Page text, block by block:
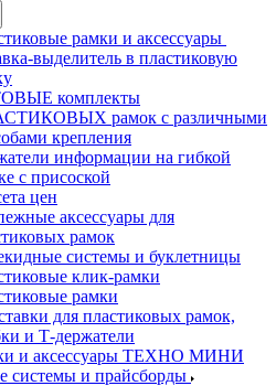
рамки и аксессуары
выделитель в пластиковую
комплекты
рамок с различными
крепления
информации на гибкой
с присоской
цен
аксессуары для
рамок
системы и буклетницы
клик-рамки
рамки
для пластиковых рамок,
и Т-держатели
и аксессуары ТЕХНО МИНИ
системы и прайсборды